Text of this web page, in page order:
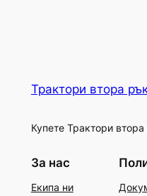
Трактори втора
Купете Трактори втора
За нас
Екипа ни